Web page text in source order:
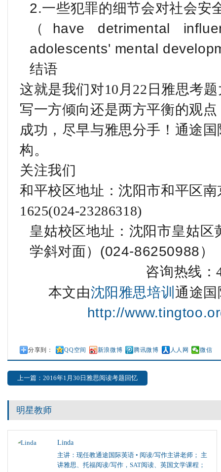
2.一些犯罪的细节会对社会安
（have detrimental
adolescents' mental
结语
这就是我们对10月22日雅思考
写一方倾向还是两方平衡的观
成功，尽早与雅思分手！通途
构。
关注我们
和平校区地址：沈阳市和平区
1625(024-23286318)
皇姑校区地址：沈阳市皇姑
学斜对面）(024-86250988）
咨询热线：
本文由沈阳雅思培训 通途
http://
分享到： QQ空间 新浪微博 腾讯微博 人人网 微信
上一篇：2016年1月30日雅思阅读考题回忆
明星教师
Linda
主讲：现任教通途国际英语 • 阅读/写作主讲老师； 主
讲雅思、托福阅读/写作，SAT阅读、英国文学课程；